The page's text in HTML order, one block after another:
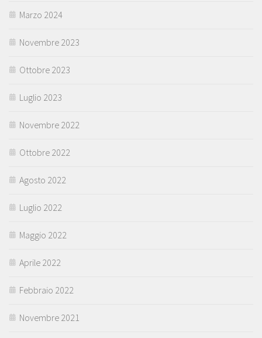
Marzo 2024
Novembre 2023
Ottobre 2023
Luglio 2023
Novembre 2022
Ottobre 2022
Agosto 2022
Luglio 2022
Maggio 2022
Aprile 2022
Febbraio 2022
Novembre 2021